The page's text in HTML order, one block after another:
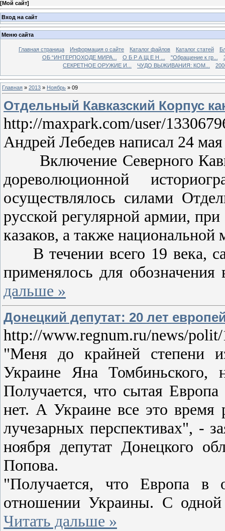
[Мой сайт]
Вход на сайт
Меню сайта
Главная страница Информация о сайте Каталог файлов Каталог статей
ОБ “ИНТЕРПОХОДЕ МИРА...
О Б Р А Щ Е Н ... "Обращение к гр...
СЕКРЕТНОЕ ОРУЖИЕ И...
ЧУДО ВЫЖИВАНИЯ: КОМ...
Главная » 2013 » Ноябрь » 09
Отдельный Кавказский Корпус
http://maxpark.com/user/
Андрей Лебедев написал 24
Включение Северного
дореволюционной
осуществлялось силами
русской регулярной армии,
казаков, а также национальной
В течении всего 19 века,
применялось для
дальше »
Донецкий депутат: 20 лет
http://www.regnum.ru/news/
"Меня до крайней степени
Украине Яна Томбиньского,
Получается, что сытая
нет. А Украине все это время
лучезарных перспективах", -
ноября депутат Донецкого
Попова.
"Получается, что Европа в
отношении Украины. С
Читать дальше »